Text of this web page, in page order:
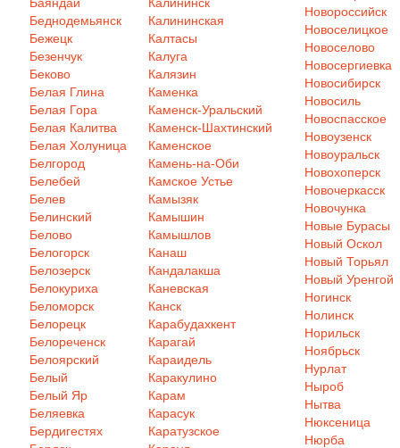
Беднодемьянск
Бежецк
Безенчук
Беково
Белая Глина
Белая Гора
Белая Калитва
Белая Холуница
Белгород
Белебей
Белев
Белинский
Белово
Белогорск
Белозерск
Белокуриха
Беломорск
Белорецк
Белореченск
Белоярский
Белый
Белый Яр
Беляевка
Бердигестях
Калининская
Калтасы
Калуга
Калязин
Каменка
Каменск-Уральский
Каменск-Шахтинский
Каменское
Камень-на-Оби
Камское Устье
Камызяк
Камышин
Камышлов
Канаш
Кандалакша
Каневская
Канск
Карабудахкент
Карагай
Караидель
Каракулино
Карам
Карасук
Каратузское
Новороссийск
Новоселицкое
Новоселово
Новосергиевка
Новосибирск
Новосиль
Новоспасское
Новоузенск
Новоуральск
Новохоперск
Новочеркасск
Новочунка
Новые Бурасы
Новый Оскол
Новый Торьял
Новый Уренгой
Ногинск
Нолинск
Норильск
Ноябрьск
Нурлат
Ныроб
Нытва
Нюксеница
Нюрба